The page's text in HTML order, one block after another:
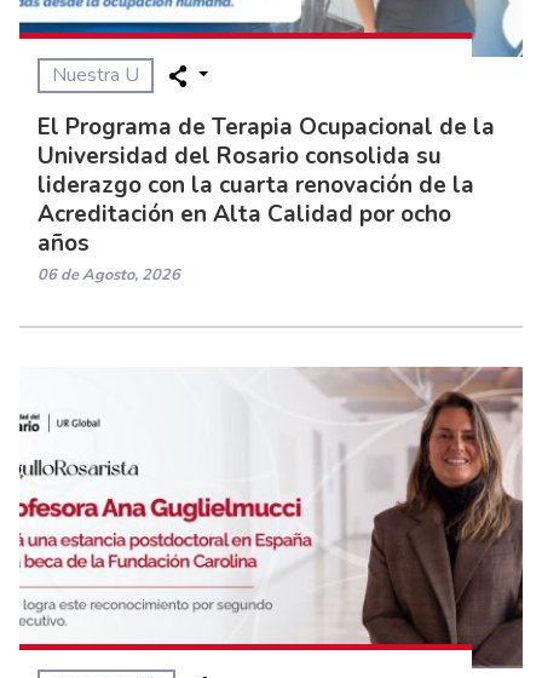
El Programa de Terapia Ocupacional de la
Universidad del Rosario consolida su
liderazgo con la cuarta renovación de la
Acreditación en Alta Calidad por ocho
años
06 de Agosto, 2026